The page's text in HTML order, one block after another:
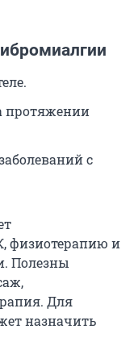
протяжении
с
физиотерапию и
Полезны
Для
назначить